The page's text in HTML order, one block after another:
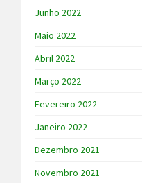
Junho 2022
Maio 2022
Abril 2022
Março 2022
Fevereiro 2022
Janeiro 2022
Dezembro 2021
Novembro 2021